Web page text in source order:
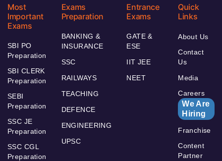
Most
Important
Exams
SBI PO
Preparation
SBI CLERK
Preparation
SEBI
Preparation
SSC JE
Preparation
SSC CGL
Preparation
Exams
Preparation
BANKING &
INSURANCE
SSC
RAILWAYS
TEACHING
DEFENCE
ENGINEERING
UPSC
Entrance
Exams
GATE &
ESE
IIT JEE
NEET
Quick
Links
About Us
Contact
Us
Media
Careers
We Are
Hiring
Franchise
Content
Partner